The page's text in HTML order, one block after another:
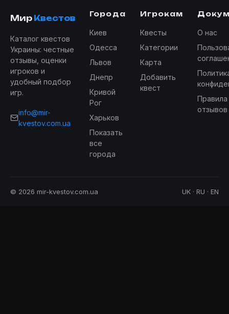
Мир Квестов
Каталог квестов
Украины: честные
отзывы, оценки
игроков и
удобный подбор
игр.
info@mir-
kvestov.com.ua
Города
Киев
Одесса
Львов
Днепр
Кривой
Рог
Харьков
Показать
все
города
Игрокам
Квесты
Категории
Карта
Добавить
квест
О нас
отзывов
© 2026 mir-kvestov.com.ua UK · RU · EN